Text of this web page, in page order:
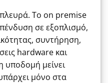
Το on premise
σε εξοπλισμό,
συντήρηση,
hardware και
υποδομή μείνει
μόνο στα